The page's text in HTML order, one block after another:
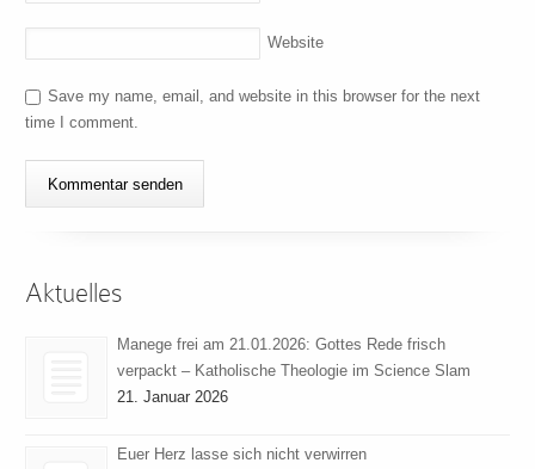
Website
Save my name, email, and website in this browser for the next
time I comment.
Aktuelles
Manege frei am 21.01.2026: Gottes Rede frisch
verpackt – Katholische Theologie im Science Slam
21. Januar 2026
Euer Herz lasse sich nicht verwirren